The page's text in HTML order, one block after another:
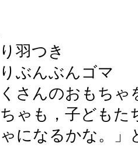
羽つき
ぶんぶんゴマ
さんのおもち
ゃも，子ども
になるかな。」